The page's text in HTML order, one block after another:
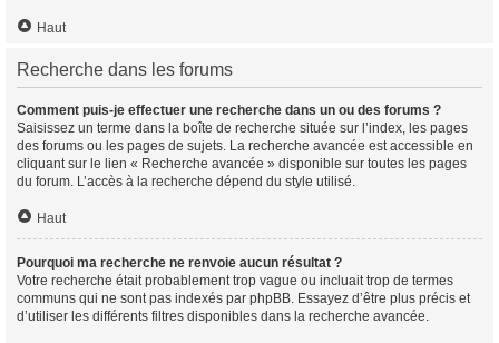
Haut
Recherche dans les forums
Comment puis-je effectuer une recherche dans un ou des forums ?
Saisissez un terme dans la boîte de recherche située sur l’index, les pages
des forums ou les pages de sujets. La recherche avancée est accessible en
cliquant sur le lien « Recherche avancée » disponible sur toutes les pages
du forum. L’accès à la recherche dépend du style utilisé.
Haut
Pourquoi ma recherche ne renvoie aucun résultat ?
Votre recherche était probablement trop vague ou incluait trop de termes
communs qui ne sont pas indexés par phpBB. Essayez d’être plus précis et
d’utiliser les différents filtres disponibles dans la recherche avancée.